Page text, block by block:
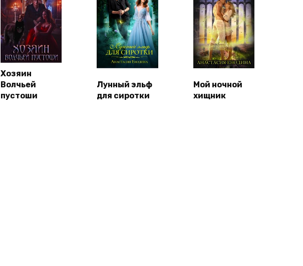
Хозяин
Волчьей
пустоши
Лунный эльф
для сиротки
Мой ночной
хищник